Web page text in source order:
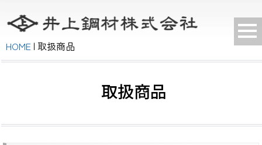
HOME | 取扱商品
取扱商品